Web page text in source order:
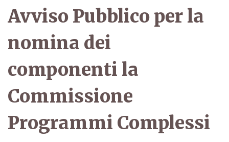
Avviso Pubblico per la
nomina dei
componenti la
Commissione
Programmi Complessi